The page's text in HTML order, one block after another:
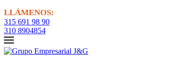
LLÁMENOS:
315 691 98 90
310 8904854